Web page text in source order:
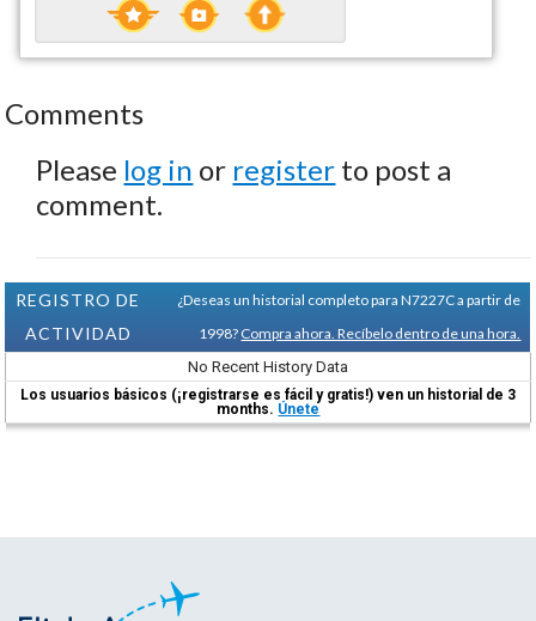
Comments
Please log in or register to post a
comment.
REGISTRO DE
ACTIVIDAD
¿Deseas un historial completo para N7227C a partir de
1998? Compra ahora. Recíbelo dentro de una hora.
No Recent History Data
Los usuarios básicos (¡registrarse es fácil y gratis!) ven un historial de 3
months. Únete